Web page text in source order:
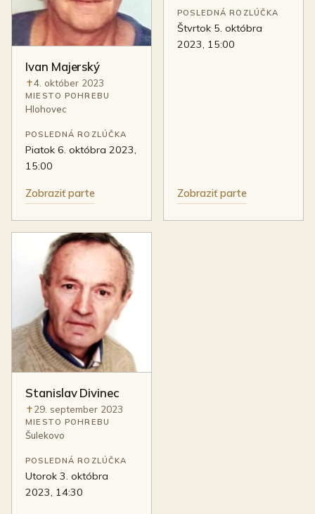
Ivan Majerský
Úmrtie:
4. október 2023
MIESTO POHREBU
Hlohovec
POSLEDNÁ ROZLÚČKA
piatok 6. októbra 2023,
15:00
Zobraziť parte
POSLEDNÁ ROZLÚČKA
štvrtok 5. októbra
2023, 15:00
Zobraziť parte
Stanislav Divinec
Úmrtie:
29. september 2023
MIESTO POHREBU
Šulekovo
POSLEDNÁ ROZLÚČKA
utorok 3. októbra
2023, 14:30